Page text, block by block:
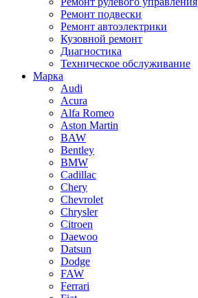
Ремонт подвески
Ремонт автоэлектрики
Кузовной ремонт
Диагностика
Техническое обслуживание
Марка
Audi
Acura
Alfa Romeo
Aston Martin
BAW
Bentley
BMW
Cadillac
Chery
Chevrolet
Chrysler
Citroen
Daewoo
Datsun
Dodge
FAW
Ferrari